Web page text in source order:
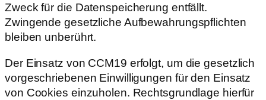
Zweck für die Datenspeicherung entfällt.
Zwingende gesetzliche Aufbewahrungspflichten
bleiben unberührt.
Der Einsatz von CCM19 erfolgt, um die gesetzlich
vorgeschriebenen Einwilligungen für den Einsatz
von Cookies einzuholen. Rechtsgrundlage hierfür